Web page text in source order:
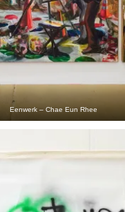
Eenwerk – Chae Eun Rhee